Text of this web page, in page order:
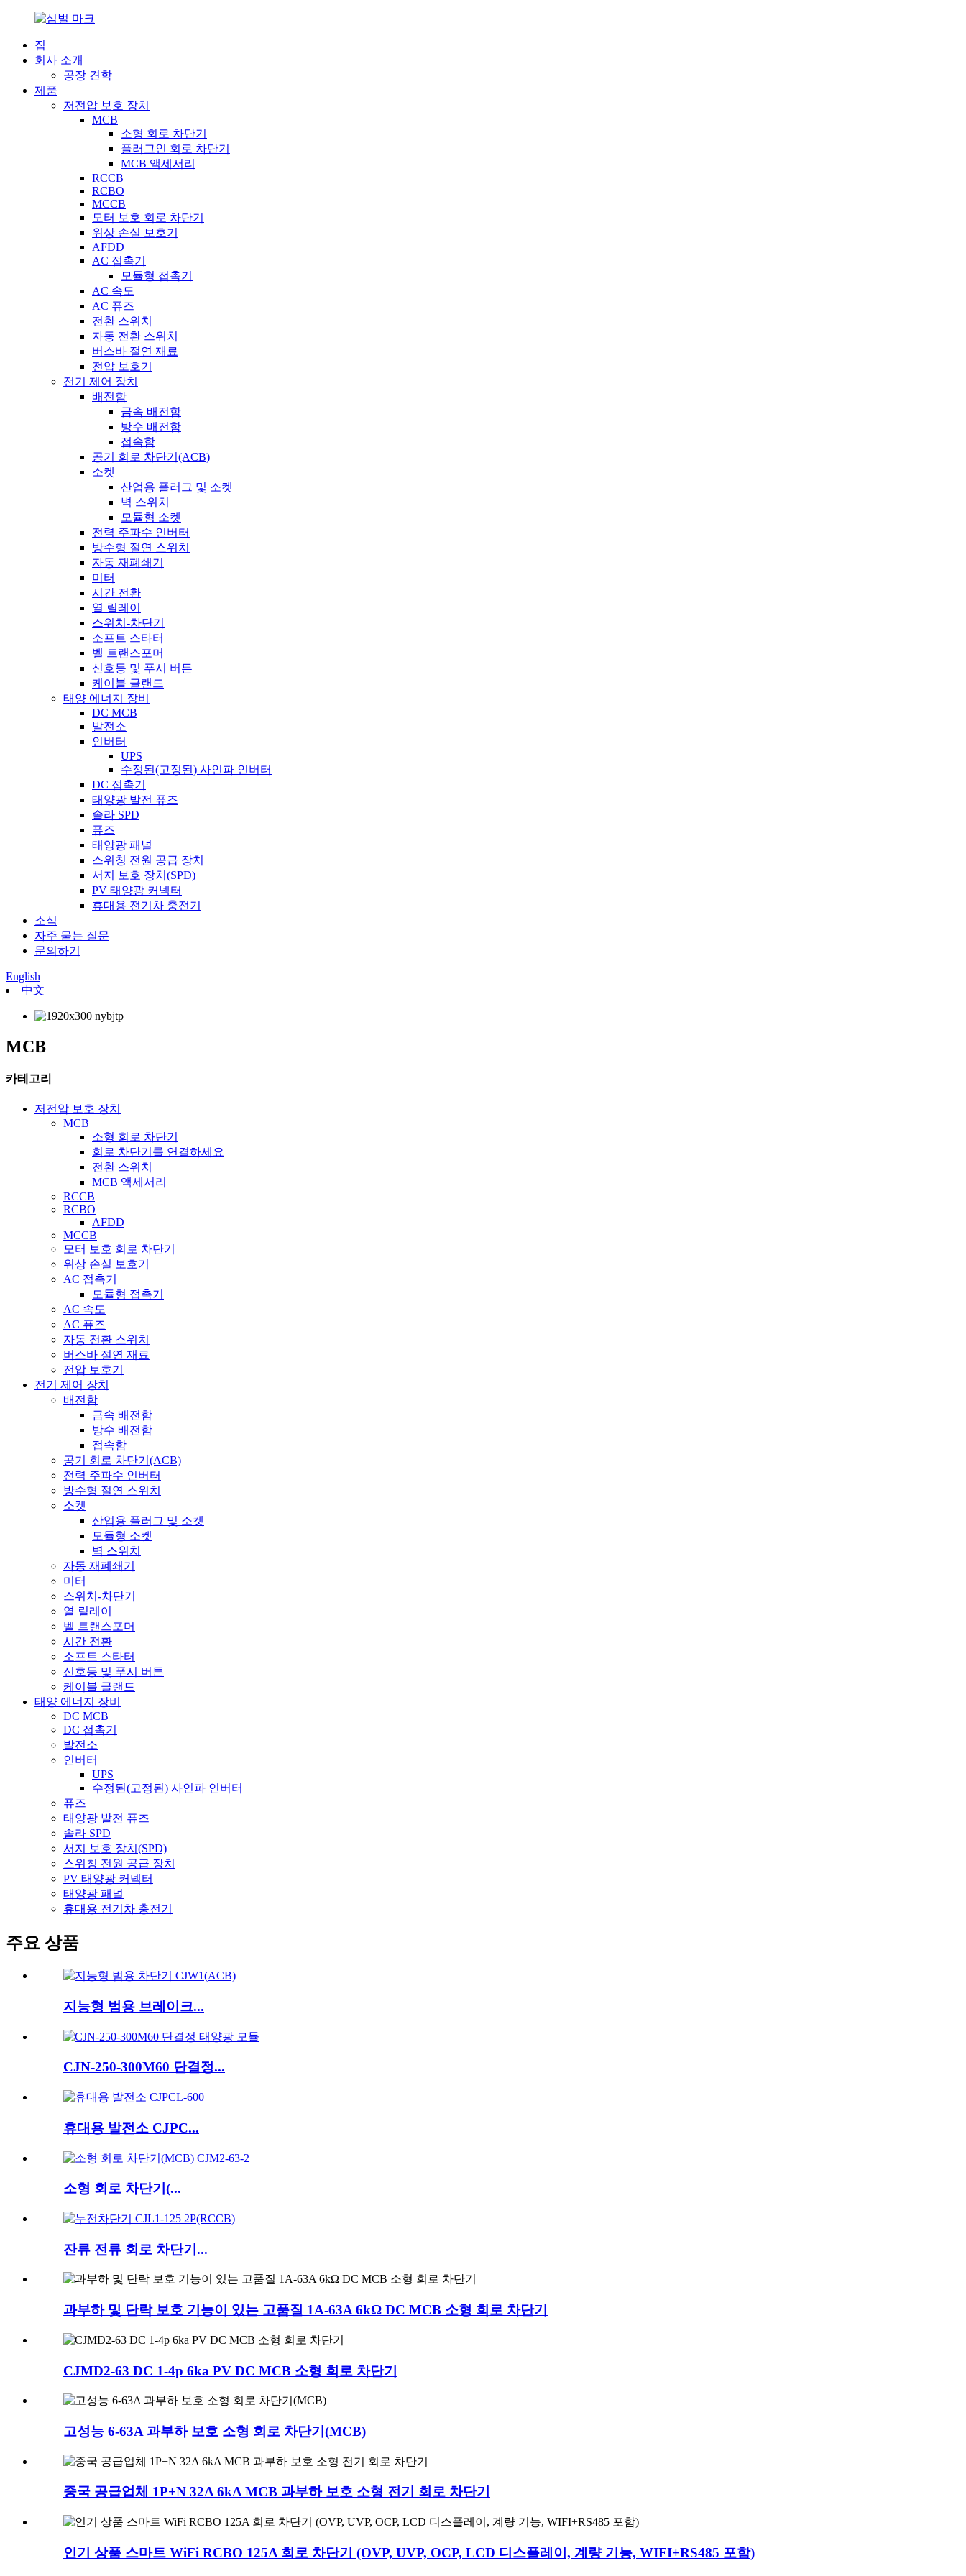
집
회사 소개
공장 견학
제품
저전압 보호 장치
MCB
소형 회로 차단기
플러그인 회로 차단기
MCB 액세서리
RCCB
RCBO
MCCB
모터 보호 회로 차단기
위상 손실 보호기
AFDD
AC 접촉기
모듈형 접촉기
AC 속도
AC 퓨즈
전환 스위치
자동 전환 스위치
버스바 절연 재료
전압 보호기
전기 제어 장치
배전함
금속 배전함
방수 배전함
접속함
공기 회로 차단기(ACB)
소켓
산업용 플러그 및 소켓
벽 스위치
모듈형 소켓
전력 주파수 인버터
방수형 절연 스위치
자동 재폐쇄기
미터
시간 전환
열 릴레이
스위치-차단기
소프트 스타터
벨 트랜스포머
신호등 및 푸시 버튼
케이블 글랜드
태양 에너지 장비
DC MCB
발전소
인버터
UPS
수정된(고정된) 사인파 인버터
DC 접촉기
태양광 발전 퓨즈
솔라 SPD
퓨즈
태양광 패널
스위칭 전원 공급 장치
서지 보호 장치(SPD)
PV 태양광 커넥터
휴대용 전기차 충전기
소식
자주 묻는 질문
문의하기
English
中文
MCB
카테고리
저전압 보호 장치
MCB
소형 회로 차단기
회로 차단기를 연결하세요
전환 스위치
MCB 액세서리
RCCB
RCBO
AFDD
MCCB
모터 보호 회로 차단기
위상 손실 보호기
AC 접촉기
모듈형 접촉기
AC 속도
AC 퓨즈
자동 전환 스위치
버스바 절연 재료
전압 보호기
전기 제어 장치
배전함
금속 배전함
방수 배전함
접속함
공기 회로 차단기(ACB)
전력 주파수 인버터
방수형 절연 스위치
소켓
산업용 플러그 및 소켓
모듈형 소켓
벽 스위치
자동 재폐쇄기
미터
스위치-차단기
열 릴레이
벨 트랜스포머
시간 전환
소프트 스타터
신호등 및 푸시 버튼
케이블 글랜드
태양 에너지 장비
DC MCB
DC 접촉기
발전소
인버터
UPS
수정된(고정된) 사인파 인버터
퓨즈
태양광 발전 퓨즈
솔라 SPD
서지 보호 장치(SPD)
스위칭 전원 공급 장치
PV 태양광 커넥터
태양광 패널
휴대용 전기차 충전기
주요 상품
지능형 범용 브레이크...
CJN-250-300M60 단결정...
휴대용 발전소 CJPC...
소형 회로 차단기(...
잔류 전류 회로 차단기...
과부하 및 단락 보호 기능이 있는 고품질 1A-63A 6kΩ DC MCB 소형 회로 차단기
CJMD2-63 DC 1-4p 6ka PV DC MCB 소형 회로 차단기
고성능 6-63A 과부하 보호 소형 회로 차단기(MCB)
중국 공급업체 1P+N 32A 6kA MCB 과부하 보호 소형 전기 회로 차단기
인기 상품 스마트 WiFi RCBO 125A 회로 차단기 (OVP, UVP, OCP, LCD 디스플레이, 계량 기능, WIFI+RS485 포함)